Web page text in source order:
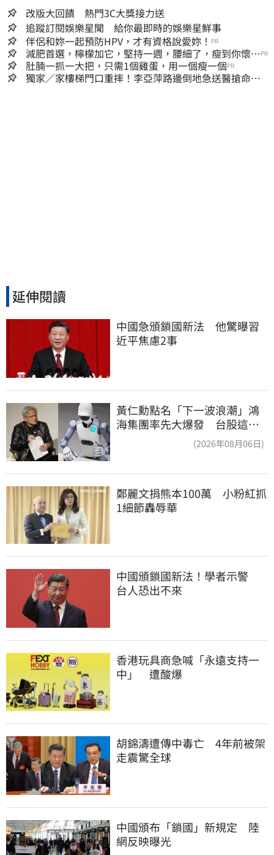
改版大回饋 熱門3C大獎接力送
追蹤訂閱娛樂星聞 給你最即時的娛樂星鮮事
伴侶和妳一起預防HPV，才有資格說愛妳！ PR
減肥首選，檸檬加它，堅持一週，腰細了，瘦到你懷疑
人生
PR
肚腩一抓一大把，只需1個雞蛋，用一個瘦一個PR
獨家／家樓梯門口重摔！李亞萍路邊倒地急送醫搶命
延伸閱讀
中國急頒鎖國新法　他驚曝習
近平焦慮2事
黃仁勳點名「下一波浪潮」鴻
海集團率先大爆發 台股這族
(2026年08月06日)
鄭麗文捐熊本100萬　小粉紅抓
1細節轟辱華
中國頒鎖國新法！學者示警
台人恐出不來
香港玩具商急喊「永遠支持一
中」　遭酸爆
胡錦濤遭傳中毒亡　4年前被架
走震驚全球
中國頒布「鎖國」新規定　陸
網反映曝光